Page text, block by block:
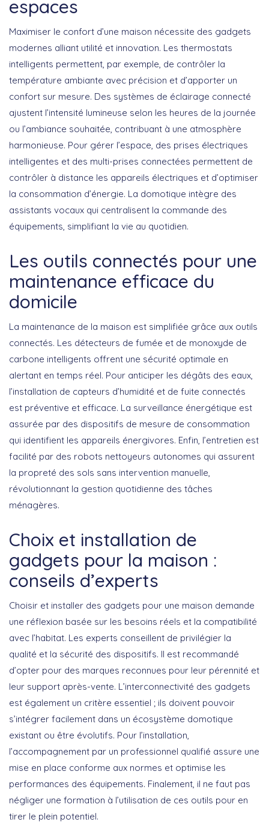
espaces
Maximiser le confort d’une maison nécessite des gadgets
modernes alliant utilité et innovation. Les thermostats
intelligents permettent, par exemple, de contrôler la
température ambiante avec précision et d’apporter un
confort sur mesure. Des systèmes de éclairage connecté
ajustent l’intensité lumineuse selon les heures de la journée
ou l’ambiance souhaitée, contribuant à une atmosphère
harmonieuse. Pour gérer l’espace, des prises électriques
intelligentes et des multi-prises connectées permettent de
contrôler à distance les appareils électriques et d’optimiser
la consommation d’énergie. La domotique intègre des
assistants vocaux qui centralisent la commande des
équipements, simplifiant la vie au quotidien.
Les outils connectés pour une
maintenance efficace du
domicile
La maintenance de la maison est simplifiée grâce aux outils
connectés. Les détecteurs de fumée et de monoxyde de
carbone intelligents offrent une sécurité optimale en
alertant en temps réel. Pour anticiper les dégâts des eaux,
l’installation de capteurs d’humidité et de fuite connectés
est préventive et efficace. La surveillance énergétique est
assurée par des dispositifs de mesure de consommation
qui identifient les appareils énergivores. Enfin, l’entretien est
facilité par des robots nettoyeurs autonomes qui assurent
la propreté des sols sans intervention manuelle,
révolutionnant la gestion quotidienne des tâches
ménagères.
Choix et installation de
gadgets pour la maison :
conseils d’experts
Choisir et installer des gadgets pour une maison demande
une réflexion basée sur les besoins réels et la compatibilité
avec l’habitat. Les experts conseillent de privilégier la
qualité et la sécurité des dispositifs. Il est recommandé
d’opter pour des marques reconnues pour leur pérennité et
leur support après-vente. L’interconnectivité des gadgets
est également un critère essentiel ; ils doivent pouvoir
s’intégrer facilement dans un écosystème domotique
existant ou être évolutifs. Pour l’installation,
l’accompagnement par un professionnel qualifié assure une
mise en place conforme aux normes et optimise les
performances des équipements. Finalement, il ne faut pas
négliger une formation à l’utilisation de ces outils pour en
tirer le plein potentiel.